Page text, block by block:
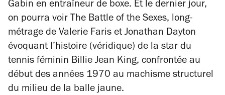
Gabin en entraîneur de boxe. Et le dernier jour,
on pourra voir The Battle of the Sexes, long-
métrage de Valerie Faris et Jonathan Dayton
évoquant l’histoire (véridique) de la star du
tennis féminin Billie Jean King, confrontée au
début des années 1970 au machisme structurel
du milieu de la balle jaune.